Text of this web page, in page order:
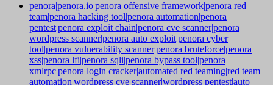
penora|penora.io|penora offensive framework|penora red
team|penora hacking tool|penora automation|penora
pentest|penora exploit chain|penora cve scanner|penora
wordpress scanner|penora auto exploit|penora cyber
tool|penora vulnerability scanner|penora bruteforce|penora
xss|penora lfi|penora sqli|penora bypass tool|penora
xmlrpc|penora login cracker|automated red teaming|red team
automation|wordpress cve scanner|wordpress pentest|auto